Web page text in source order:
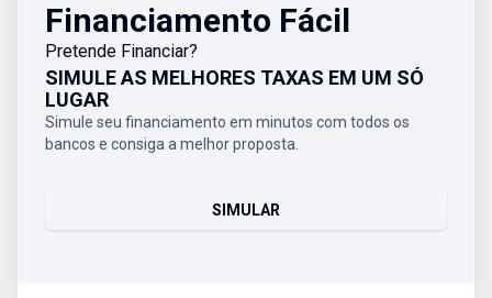
Financiamento Fácil
Pretende Financiar?
SIMULE AS MELHORES TAXAS EM UM SÓ
LUGAR
Simule seu financiamento em minutos com todos os
bancos e consiga a melhor proposta.
SIMULAR